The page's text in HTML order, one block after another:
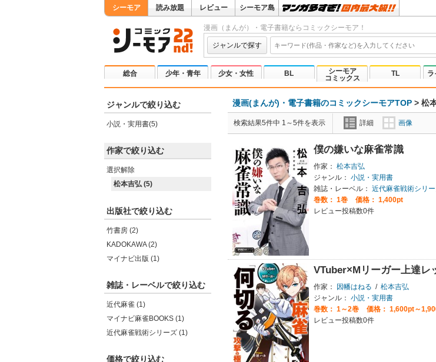
シーモア 読み放題 レビュー シーモア島
漫画（まんが）・電子書籍ならコミックシーモア！
ジャンルで探す
総合 少年・青年 少女・女性 BL
シーモア
コミックス
TL ラ
ジャンルで絞り込む
小説・実用書(5)
作家で絞り込む
選択解除
松本吉弘 (5)
出版社で絞り込む
竹書房 (2)
KADOKAWA (2)
マイナビ出版 (1)
雑誌・レーベルで絞り込む
近代麻雀 (1)
マイナビ麻雀BOOKS (1)
近代麻雀戦術シリーズ (1)
価格で絞り込む
漫画(まんが)・電子書籍のコミックシーモアTOP > 松
検索結果5件中 1～5件を表示 詳細 画像
僕の嫌いな麻雀常識
作家： 松本吉弘
ジャンル： 小説・実用書
雑誌・レーベル： 近代麻雀戦術シリ
巻数： 1巻
価格： 1,400pt
レビュー投稿数0件
VTuber×Mリーガー上達レ
作家： 因幡はねる / 松本吉弘
ジャンル： 小説・実用書
巻数： 1～2巻
価格： 1,600pt～
レビュー投稿数0件